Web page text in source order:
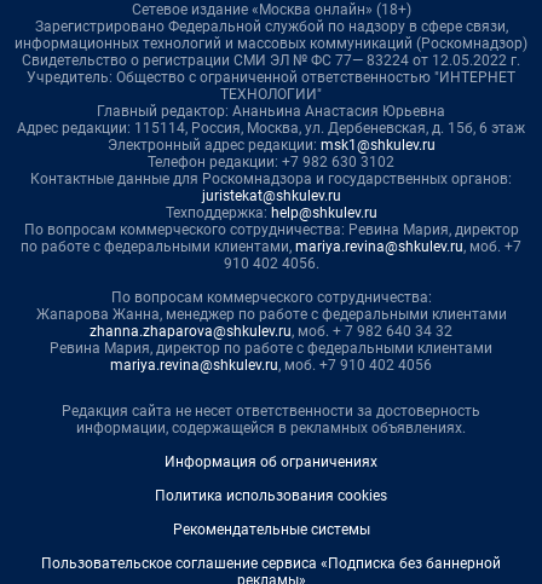
Сетевое издание «Москва онлайн» (18+)
Зарегистрировано Федеральной службой по надзору в сфере связи,
информационных технологий и массовых коммуникаций (Роскомнадзор)
Свидетельство о регистрации СМИ ЭЛ № ФС 77— 83224 от 12.05.2022 г.
Учредитель: Общество с ограниченной ответственностью "ИНТЕРНЕТ
ТЕХНОЛОГИИ"
Главный редактор: Ананьина Анастасия Юрьевна
Адрес редакции: 115114, Россия, Москва, ул. Дербеневская, д. 15б, 6 этаж
Электронный адрес редакции: msk1@shkulev.ru
Телефон редакции: +7 982 630 3102
Контактные данные для Роскомнадзора и государственных органов:
juristekat@shkulev.ru
Техподдержка: help@shkulev.ru
По вопросам коммерческого сотрудничества: Ревина Мария, директор
по работе с федеральными клиентами, mariya.revina@shkulev.ru, моб. +7
910 402 4056.
По вопросам коммерческого сотрудничества:
Жапарова Жанна, менеджер по работе с федеральными клиентами
zhanna.zhaparova@shkulev.ru, моб. + 7 982 640 34 32
Ревина Мария, директор по работе с федеральными клиентами
mariya.revina@shkulev.ru, моб. +7 910 402 4056
Редакция сайта не несет ответственности за достоверность
информации, содержащейся в рекламных объявлениях.
Информация об ограничениях
Политика использования cookies
Рекомендательные системы
Пользовательское соглашение сервиса «Подписка без баннерной
рекламы»